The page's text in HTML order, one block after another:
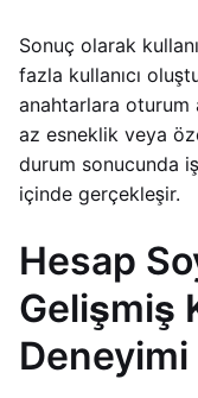
Sonuç olarak
fazla kullanıcı
anahtarlara
az esneklik veya
durum sonucunda
içinde gerçekleşir.
Hesap
Gelişmiş
Deneyimi